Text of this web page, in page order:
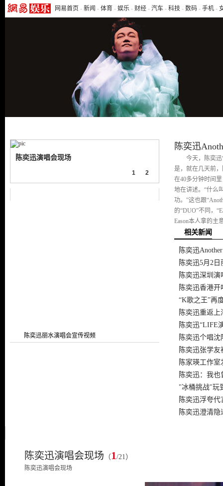
网易首页 - 新闻 - 体育 - 娱乐 - 财经 - 汽车 - 科技 - 数码 - 手机 -
陈奕迅5月2日丽水开唱
1 2
陈奕迅丽水演唱会宣传视频
陈奕迅
今天，陈奕迅
是，就在几天前
在40多分钟时间
地在讲述。“什么
功。”这也跟
的“DUO”不同，
Eason本人拿的主
相关新闻
陈奕迅
陈奕迅5月2
陈奕迅深圳
陈奕迅香港
“K歌之王”再
陈奕迅重返
陈奕迅“LIFE
陈奕迅个唱
陈奕迅张学
陈家瑛工作
陈奕迅：我
"冰桶挑战"玩
陈奕迅浮夸
陈奕迅澄清隐
陈奕迅演唱会现场 （1/21）
陈奕迅演唱会现场